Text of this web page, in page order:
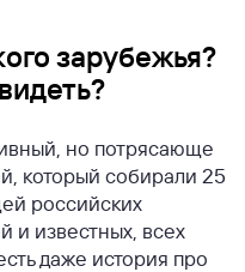
зарубежья?
но потрясающе
который собирали 25
российских
и известных, всех
даже история про